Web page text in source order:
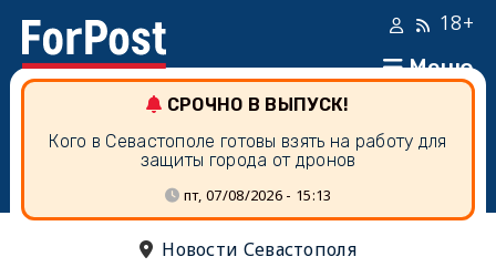
Меню
18+
СРОЧНО В ВЫПУСК!
Кого в Севастополе готовы взять на работу для
защиты города от дронов
пт, 07/08/2026 - 15:13
Новости Севастополя